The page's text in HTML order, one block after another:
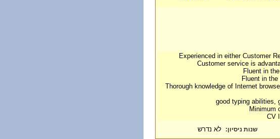
• Experienced in either Customer
Customer service is
• Thorough knowledge of Internet
CV
שנות ניסיון: לא נדרש